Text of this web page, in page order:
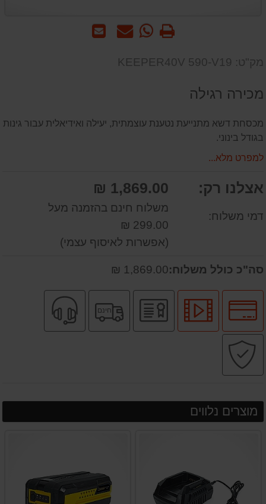
שלח
שאל
המוצר
WhatsApp
אותנו
מק"ט: KEEPER40V 590-V19
מכירה רגילה
מכסחת דשא מתנייעת נטענת עוצמתית, יעילה ואידיאלית עבור גינות
בגודל בינוני.
למפרט מלא...
אצלנו רק: 1,869.00 ₪
דמי משלוח:
משלוח חינם בהזמנה מעל
299.00 ₪
(אפשרות לאיסוף עצמי)
סה"כ כולל משלוח:1,869.00 ₪
לחץ
לאפשרויות
תשלומים
לחץ
לצפיה
בסרטון
רשמיחינם
משלוח
חינם
מוצרים נלווים